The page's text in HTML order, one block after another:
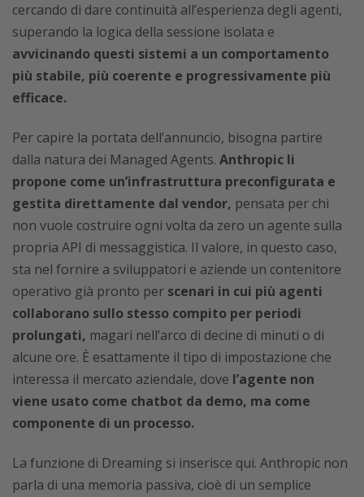
cercando di dare continuità all’esperienza degli agenti,
superando la logica della sessione isolata e
avvicinando questi sistemi a un comportamento
più stabile, più coerente e progressivamente più
efficace.
Per capire la portata dell’annuncio, bisogna partire
dalla natura dei Managed Agents. Anthropic li
propone come un’infrastruttura preconfigurata e
gestita direttamente dal vendor, pensata per chi
non vuole costruire ogni volta da zero un agente sulla
propria API di messaggistica. Il valore, in questo caso,
sta nel fornire a sviluppatori e aziende un contenitore
operativo già pronto per scenari in cui più agenti
collaborano sullo stesso compito per periodi
prolungati, magari nell’arco di decine di minuti o di
alcune ore. È esattamente il tipo di impostazione che
interessa il mercato aziendale, dove l’agente non
viene usato come chatbot da demo, ma come
componente di un processo.
La funzione di Dreaming si inserisce qui. Anthropic non
parla di una memoria passiva, cioè di un semplice